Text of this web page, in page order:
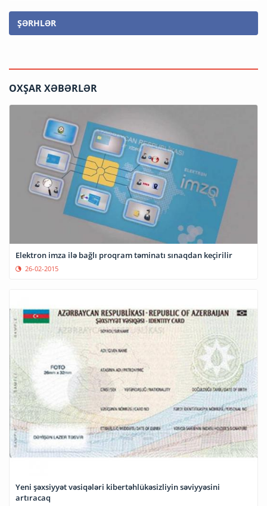
ŞƏRHLƏR
OXŞAR XƏBƏRLƏR
Elektron imza ilə bağlı proqram təminatı sınaqdan keçirilir
26-02-2015
Yeni şəxsiyyət vəsiqələri kibertəhlükəsizliyin səviyyəsini
artıracaq